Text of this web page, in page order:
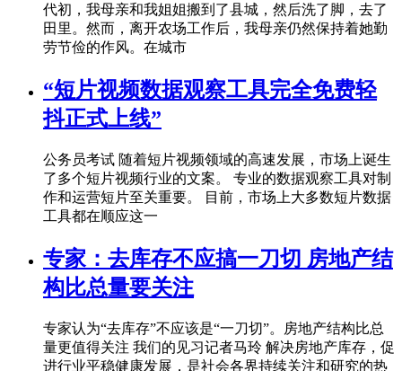
代初，我母亲和我姐姐搬到了县城，然后洗了脚，去了
田里。然而，离开农场工作后，我母亲仍然保持着她勤
劳节俭的作风。在城市
“短片视频数据观察工具完全免费轻
抖正式上线”
公务员考试 随着短片视频领域的高速发展，市场上诞生
了多个短片视频行业的文案。 专业的数据观察工具对制
作和运营短片至关重要。 目前，市场上大多数短片数据
工具都在顺应这一
专家：去库存不应搞一刀切 房地产结
构比总量要关注
专家认为“去库存”不应该是“一刀切”。房地产结构比总
量更值得关注 我们的见习记者马玲 解决房地产库存，促
进行业平稳健康发展，是社会各界持续关注和研究的热